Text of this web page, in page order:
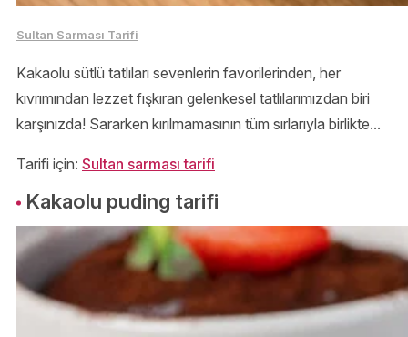
Sultan Sarması Tarifi
Kakaolu sütlü tatlıları sevenlerin favorilerinden, her
kıvrımından lezzet fışkıran gelenkesel tatlılarımızdan biri
karşınızda! Sararken kırılmamasının tüm sırlarıyla birlikte...
Tarifi için: Sultan sarması tarifi
Kakaolu puding tarifi